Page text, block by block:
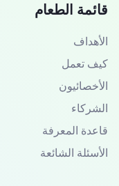
الطعام
تعمل
المعرفة
الشائعة